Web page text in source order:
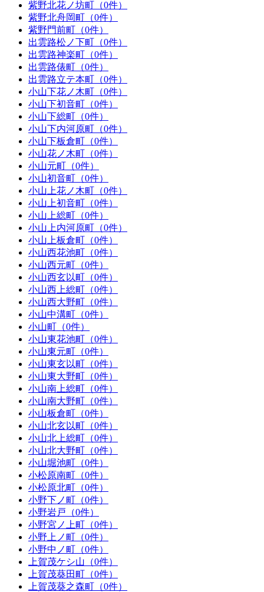
紫野北花ノ坊町（0件）
紫野北舟岡町（0件）
紫野門前町（0件）
出雲路松ノ下町（0件）
出雲路神楽町（0件）
出雲路俵町（0件）
出雲路立テ本町（0件）
小山下花ノ木町（0件）
小山下初音町（0件）
小山下総町（0件）
小山下内河原町（0件）
小山下板倉町（0件）
小山花ノ木町（0件）
小山元町（0件）
小山初音町（0件）
小山上花ノ木町（0件）
小山上初音町（0件）
小山上総町（0件）
小山上内河原町（0件）
小山上板倉町（0件）
小山西花池町（0件）
小山西元町（0件）
小山西玄以町（0件）
小山西上総町（0件）
小山西大野町（0件）
小山中溝町（0件）
小山町（0件）
小山東花池町（0件）
小山東元町（0件）
小山東玄以町（0件）
小山東大野町（0件）
小山南上総町（0件）
小山南大野町（0件）
小山板倉町（0件）
小山北玄以町（0件）
小山北上総町（0件）
小山北大野町（0件）
小山堀池町（0件）
小松原南町（0件）
小松原北町（0件）
小野下ノ町（0件）
小野岩戸（0件）
小野宮ノ上町（0件）
小野上ノ町（0件）
小野中ノ町（0件）
上賀茂ケシ山（0件）
上賀茂葵田町（0件）
上賀茂葵之森町（0件）